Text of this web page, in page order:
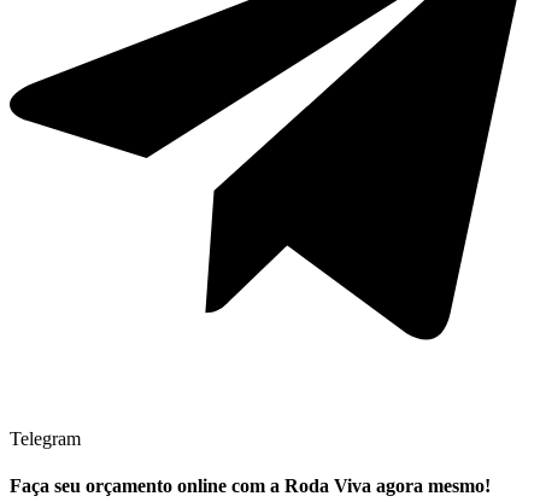
Telegram
Faça seu orçamento online com a Roda Viva agora mesmo!